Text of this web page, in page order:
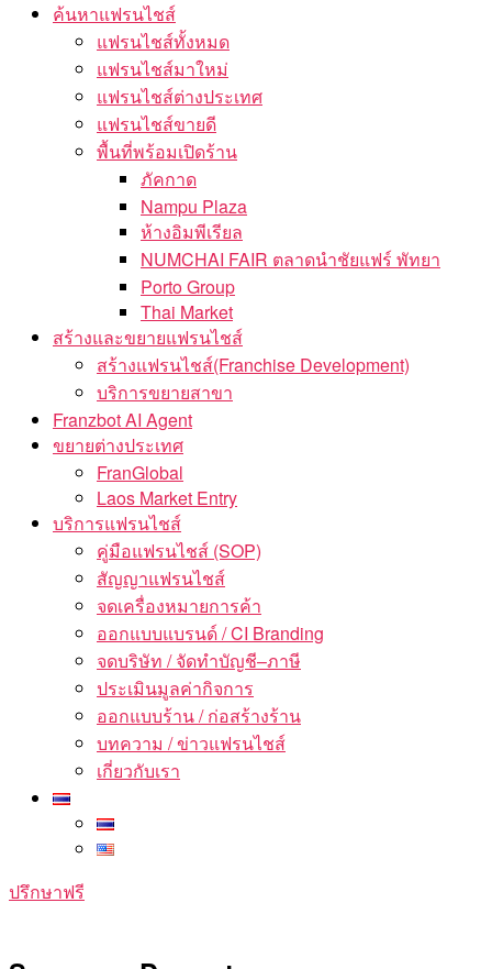
ค้นหาแฟรนไชส์
แฟรนไชส์ทั้งหมด
แฟรนไชส์มาใหม่
แฟรนไชส์ต่างประเทศ
แฟรนไชส์ขายดี
พื้นที่พร้อมเปิดร้าน
ภัคกาด
Nampu Plaza
ห้างอิมพีเรียล
NUMCHAI FAIR ตลาดนำชัยแฟร์ พัทยา
Porto Group
Thai Market
สร้างและขยายแฟรนไชส์
สร้างแฟรนไชส์(Franchise Development)
บริการขยายสาขา
Franzbot AI Agent
ขยายต่างประเทศ
FranGlobal
Laos Market Entry
บริการแฟรนไชส์
คู่มือแฟรนไชส์ (SOP)
สัญญาแฟรนไชส์
จดเครื่องหมายการค้า
ออกแบบแบรนด์ / CI Branding
จดบริษัท / จัดทำบัญชี–ภาษี
ประเมินมูลค่ากิจการ
ออกแบบร้าน / ก่อสร้างร้าน
บทความ / ข่าวแฟรนไชส์
เกี่ยวกับเรา
ปรึกษาฟรี